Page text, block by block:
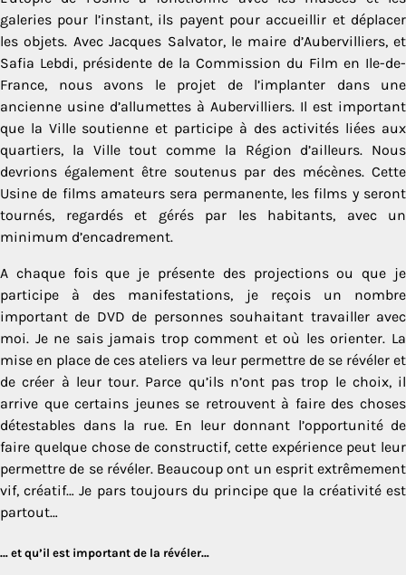
galeries pour l’instant, ils payent pour accueillir et déplacer
les objets. Avec Jacques Salvator, le maire d’Aubervilliers, et
Safia Lebdi, présidente de la Commission du Film en Ile-de-
France, nous avons le projet de l’implanter dans une
ancienne usine d’allumettes à Aubervilliers. Il est important
que la Ville soutienne et participe à des activités liées aux
quartiers, la Ville tout comme la Région d’ailleurs. Nous
devrions également être soutenus par des mécènes. Cette
Usine de films amateurs sera permanente, les films y seront
tournés, regardés et gérés par les habitants, avec un
minimum d’encadrement.
A chaque fois que je présente des projections ou que je
participe à des manifestations, je reçois un nombre
important de DVD de personnes souhaitant travailler avec
moi. Je ne sais jamais trop comment et où les orienter. La
mise en place de ces ateliers va leur permettre de se révéler et
de créer à leur tour. Parce qu’ils n’ont pas trop le choix, il
arrive que certains jeunes se retrouvent à faire des choses
détestables dans la rue. En leur donnant l’opportunité de
faire quelque chose de constructif, cette expérience peut leur
permettre de se révéler. Beaucoup ont un esprit extrêmement
vif, créatif… Je pars toujours du principe que la créativité est
partout…
… et qu’il est important de la révéler…